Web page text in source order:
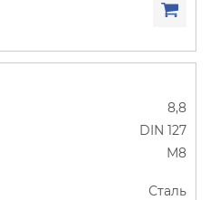
8,8
DIN 127
М8
Сталь